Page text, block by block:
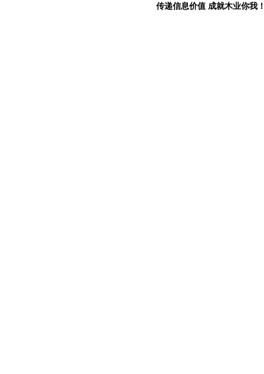
传递信息价值 成就木业你我